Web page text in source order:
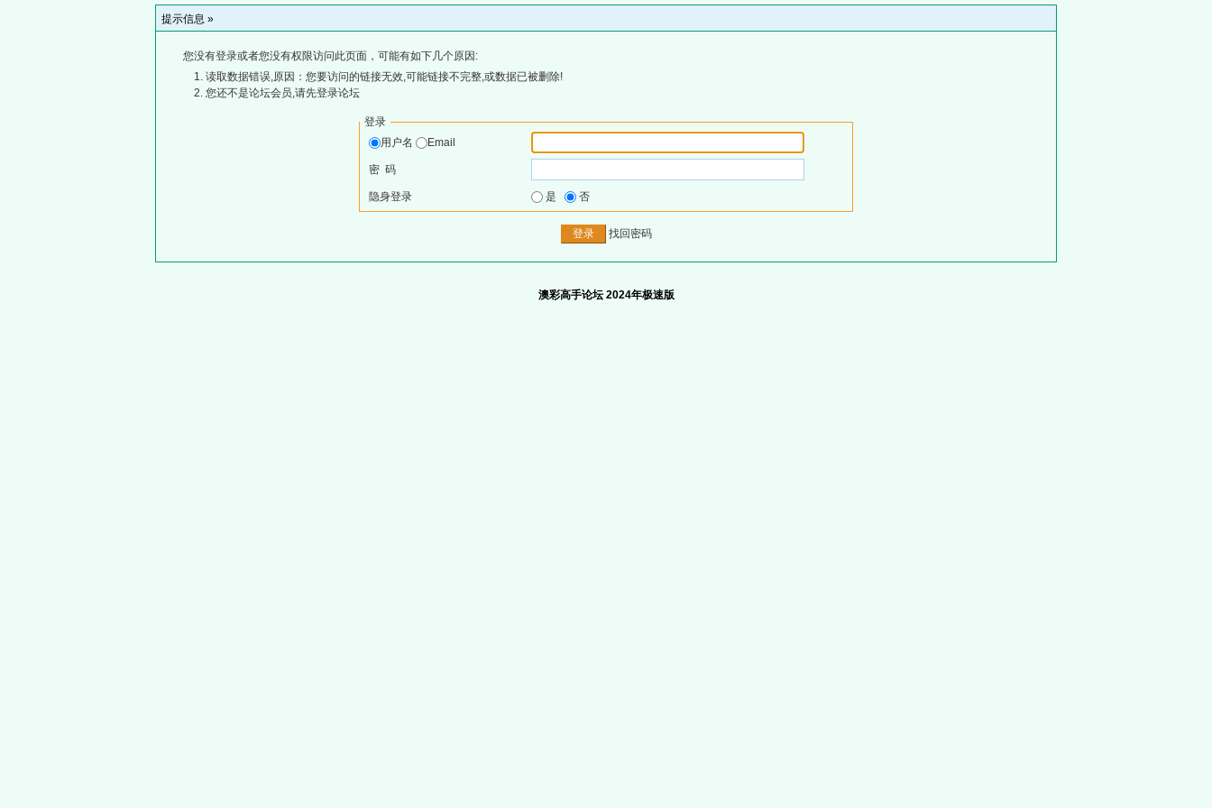
提示信息 »
您没有登录或者您没有权限访问此页面，可能有如下几个原因:
读取数据错误,原因：您要访问的链接无效,可能链接不完整,或数据已被删除!
您还不是论坛会员,请先登录论坛
登录
用户名
Email
密 码
隐身登录 是 否
找回密码
澳彩高手论坛 2024年极速版